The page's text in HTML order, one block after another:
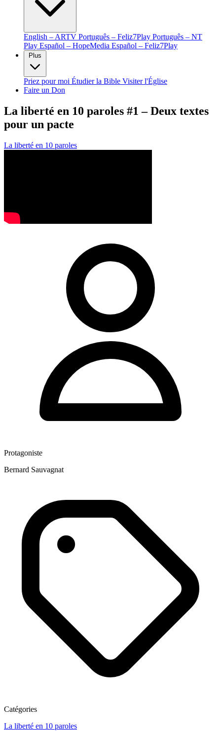
English – ARTV Português – Feliz7Play Português – NT
Play Español – HopeMedia Español – Feliz7Play
Plus
Priez pour moi Étudier la Bible Visiter l'Église
Faire un Don
La liberté en 10 paroles #1 – Deux textes
pour un pacte
La liberté en 10 paroles
Protagoniste
Bernard Sauvagnat
Catégories
La liberté en 10 paroles